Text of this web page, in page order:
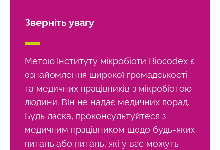
Зверніть увагу
Метою Інституту мікробіоти Biocodex є
ознайомлення широкої громадськості
та медичних працівників з мікробіотою
людини. Він не надає медичних порад.
Будь ласка, проконсультуйтеся з
медичним працівником щодо будь-яких
питань або питань, які у вас можуть